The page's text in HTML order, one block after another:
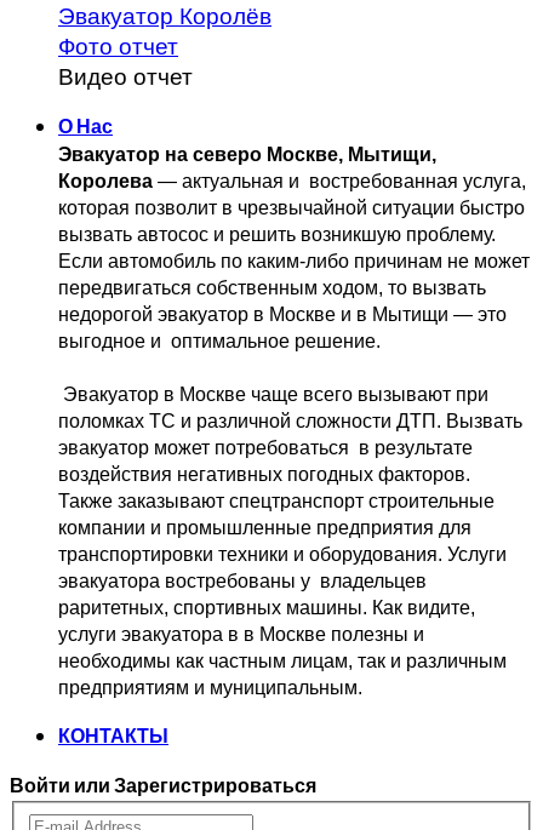
Эвакуатор Королёв
Фото отчет
Видео отчет
О Нас
Эвакуатор на северо Москве, Мытищи,
Королева — актуальная и востребованная услуга,
Если автомобиль по каким-либо причинам не может
передвигаться собственным ходом, то вызвать
недорогой эвакуатор в Москве и в Мытищи — это
выгодное и оптимальное решение.
поломках ТС и различной сложности ДТП. Вызвать
эвакуатор может потребоваться  в результате
воздействия негативных погодных факторов.
Также заказывают спецтранспорт строительные
компании и промышленные предприятия для
транспортировки техники и оборудования. Услуги
эвакуатора востребованы у  владельцев
раритетных, спортивных машины. Как видите,
услуги эвакуатора в в Москве полезны и
необходимы как частным лицам, так и различным
предприятиям и муниципальным.
КОНТАКТЫ
Войти или Зарегистрироваться